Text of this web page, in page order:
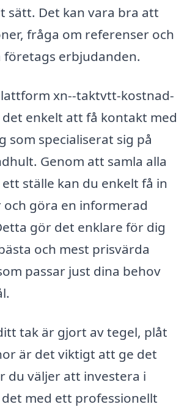
sätt. Det kan vara bra att
fråga om referenser och
företags erbjudanden.
xn--taktvtt-kostnad-
enkelt att få kontakt med
som specialiserat sig på
Genom att samla alla
ställe kan du enkelt få in
göra en informerad
gör det enklare för dig
och mest prisvärda
passar just dina behov
tak är gjort av tegel, plåt
är det viktigt att ge det
du väljer att investera i
med ett professionellt